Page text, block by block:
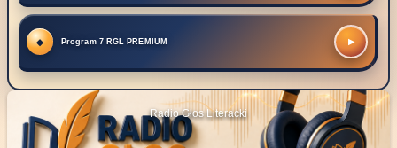
Program 7 RGL PREMIUM ▶
Radio Głos Literacki